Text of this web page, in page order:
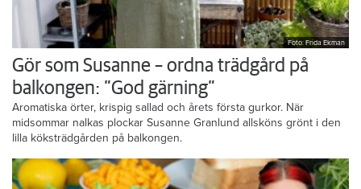
Foto: Frida Ekman
Gör som Susanne – ordna trädgård på
balkongen: ”God gärning”
Aromatiska örter, krispig sallad och årets första gurkor. När
midsommar nalkas plockar Susanne Granlund allsköns grönt i den
lilla köksträdgården på balkongen.